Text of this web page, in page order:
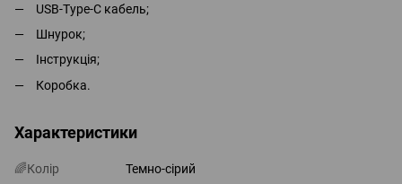
USB-Type-C кабель;
Шнурок;
Інструкція;
Коробка.
Характеристики
🌈Колір
Темно-сірий